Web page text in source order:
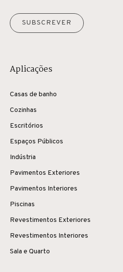
SUBSCREVER
Aplicações
Casas de banho
Cozinhas
Escritórios
Espaços Públicos
Indústria
Pavimentos Exteriores
Pavimentos Interiores
Piscinas
Revestimentos Exteriores
Revestimentos Interiores
Sala e Quarto